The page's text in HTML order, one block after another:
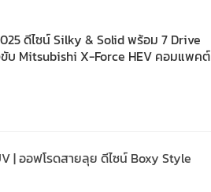
ดีไซน์ Silky & Solid พร้อม 7 Drive
ขับ Mitsubishi X-Force HEV คอมแพคต์
| ออฟโรดสายลุย ดีไซน์ Boxy Style